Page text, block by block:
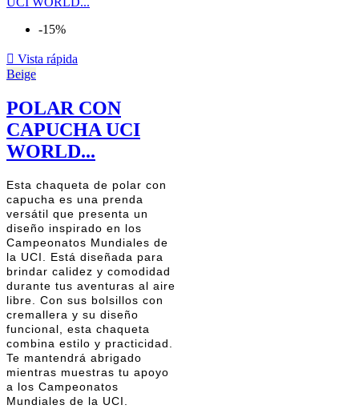
-15%
 Vista rápida
Beige
POLAR CON
CAPUCHA UCI
WORLD...
Esta chaqueta de polar con
capucha es una prenda
versátil que presenta un
diseño inspirado en los
Campeonatos Mundiales de
la UCI. Está diseñada para
brindar calidez y comodidad
durante tus aventuras al aire
libre. Con sus bolsillos con
cremallera y su diseño
funcional, esta chaqueta
combina estilo y practicidad.
Te mantendrá abrigado
mientras muestras tu apoyo
a los Campeonatos
Mundiales de la UCI.